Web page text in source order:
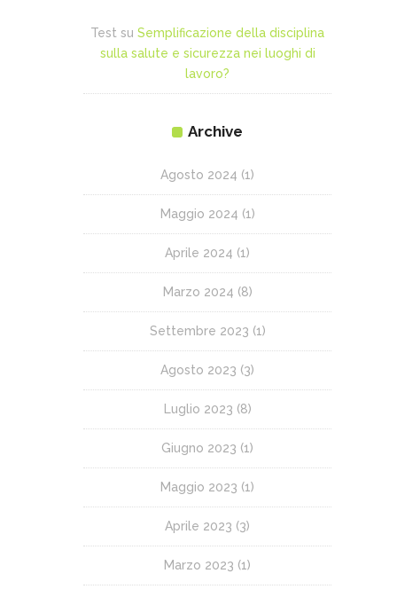
Test su Semplificazione della disciplina
sulla salute e sicurezza nei luoghi di
lavoro?
Archive
Agosto 2024 (1)
Maggio 2024 (1)
Aprile 2024 (1)
Marzo 2024 (8)
Settembre 2023 (1)
Agosto 2023 (3)
Luglio 2023 (8)
Giugno 2023 (1)
Maggio 2023 (1)
Aprile 2023 (3)
Marzo 2023 (1)